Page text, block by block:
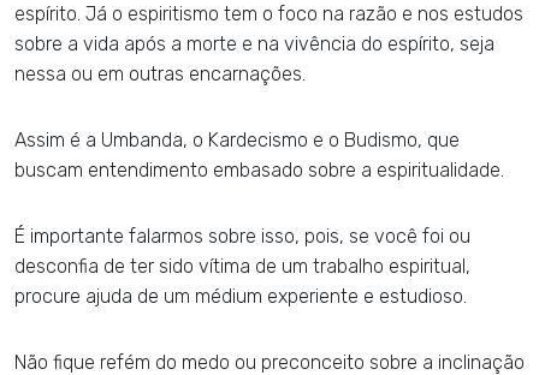
espírito. Já o espiritismo tem o foco na razão e nos estudos
sobre a vida após a morte e na vivência do espírito, seja
nessa ou em outras encarnações.
Assim é a Umbanda, o Kardecismo e o Budismo, que
buscam entendimento embasado sobre a espiritualidade.
É importante falarmos sobre isso, pois, se você foi ou
desconfia de ter sido vítima de um trabalho espiritual,
procure ajuda de um médium experiente e estudioso.
Não fique refém do medo ou preconceito sobre a inclinação